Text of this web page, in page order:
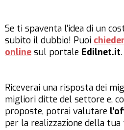
Se ti spaventa l’idea di un
subito il dubbio! Puoi
online sul portale Edilnet.it.
Riceverai una risposta dei
migliori ditte del settore e,
proposte, potrai valutare
per la realizzazione della